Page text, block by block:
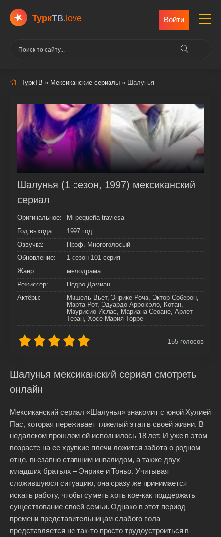
ТуркТВ.love Войти
ТуркТВ » Мексиканские сериалы » Шалунья
Шалунья (1 сезон, 1997) мексиканский
сериал
Оригинальное:
Mi pequeña traviesa
Год выхода:
1997 год
Озвучка:
Проф. Многоголосый
Обновление:
1 сезон 101 серия
Жанр:
мелодрама
Режиссер:
Педро Дамиан
Актёры:
Мишель Вьет, Энрике Роча, Эктор Соберон,
Марта Рот, Эдуардо Арроюэло, Котан,
Маурисио Ислас, Мариана Сеоане, Арлет
Теран, Хосе Мария Торре
155 голосов
Шалунья мексиканский сериал смотреть
онлайн
Мексиканский сериал «Шалунья» знакомит с юной Хулией
Пас, которая переживает тяжелый этап в своей жизни. В
недалеком прошлом ей исполнилось 18 лет. И уже в этом
возрасте на ее хрупкие плечи ложится забота о родном
отце, внезапно ставшим инвалидом, а также двух
младших братьях – Энрике и Тоньо. Учитывая
сложившуюся ситуацию, она сразу же принимается
искать работу, чтобы суметь хоть кое-как поддержать
существование своей семьи. Однако в этот период
времени представительницам слабого пола
представляется не так-то просто трудоустроиться в